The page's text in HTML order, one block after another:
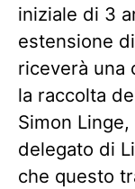
iniziale di 3
estensione
riceverà una
la raccolta
Simon
delegato di
che questo